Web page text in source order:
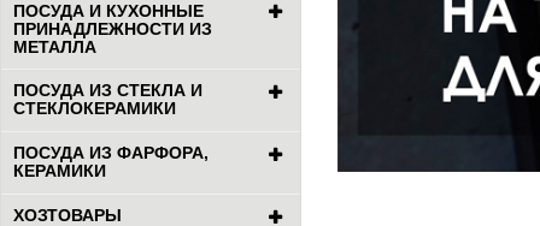
ПОСУДА И КУХОННЫЕ
ПРИНАДЛЕЖНОСТИ ИЗ
МЕТАЛЛА
ПОСУДА ИЗ СТЕКЛА И
СТЕКЛОКЕРАМИКИ
ПОСУДА ИЗ ФАРФОРА,
КЕРАМИКИ
ХОЗТОВАРЫ